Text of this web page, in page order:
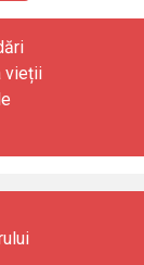
vieții